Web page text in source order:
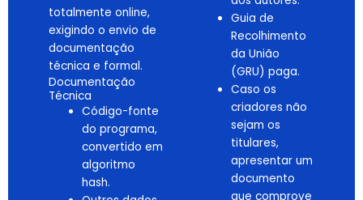
totalmente online,
exigindo o envio de
documentação
técnica e formal.
Documentação
Técnica
Código-fonte
do programa,
convertido em
algoritmo
hash.
Guia de
Recolhimento
da União
(GRU) paga.
Caso os
criadores não
sejam os
titulares,
apresentar um
documento
que comprove